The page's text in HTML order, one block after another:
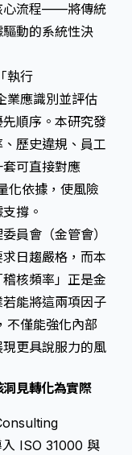
心流程——將傳統
動的系統性決
執行
業應識別並評估
順序。本研究發
歷史違規、員工
可直接對應
化依據，使風險
撐。
員會（金管會）
日趨嚴格，而本
核頻率」正是金
能將這兩項因子
不僅能強化內部
更具說服力的風
見轉化為實際
ISO 31000 與